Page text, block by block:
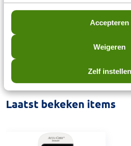
Accepteren
Weigeren
Zelf instellen
Accu-Chek Instant
batterij Accu-Chek Softclix
De teststrips voor deze meter
Laatst bekeken items